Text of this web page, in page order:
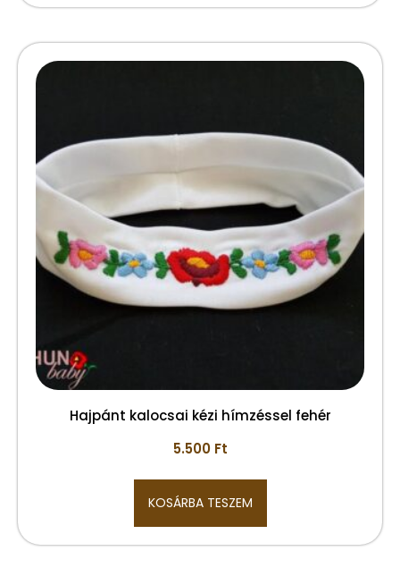
Hajpánt kalocsai kézi hímzéssel fehér
5.500 Ft
KOSÁRBA TESZEM